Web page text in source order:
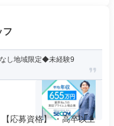
フ
し地域限定◆未経験9
応募資格】 ・高卒以上